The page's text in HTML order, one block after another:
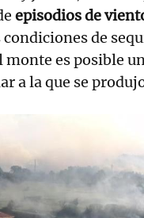
episodios de
de
monte es posible
a la que se